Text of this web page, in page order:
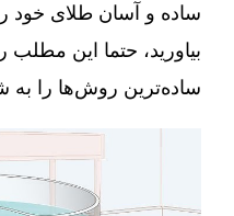
ساده و آسان طلای خود
بیاورید، حتما این مطلب
ساده‌ترین روش‌ها را به